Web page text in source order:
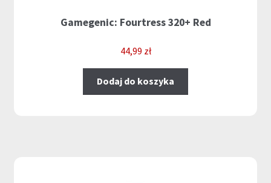
Gamegenic: Fourtress 320+ Red
44,99 zł
Dodaj do koszyka